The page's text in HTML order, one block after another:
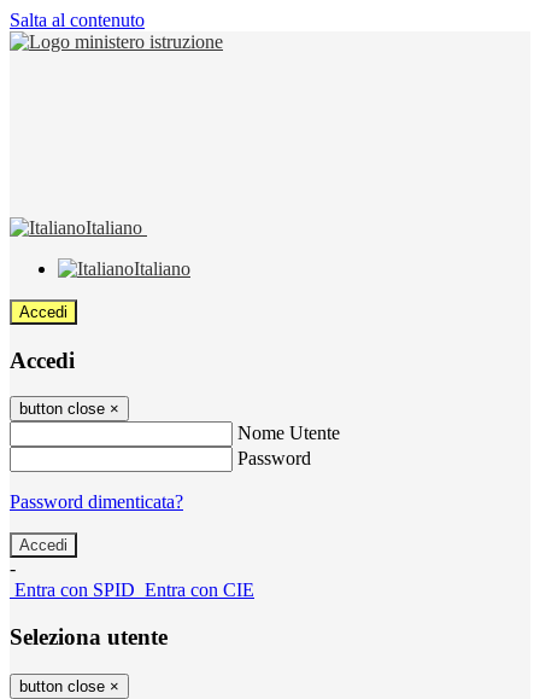
Salta al contenuto
Italiano
Italiano
Accedi
Accedi
button close ×
Nome Utente
Password
Password dimenticata?
-
Entra con SPID Entra con CIE
Seleziona utente
button close ×